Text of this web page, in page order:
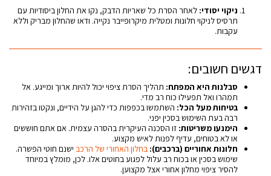
ניקוי יסודי: לאחר הסרת כל שאריות הדבק, נקו את החלון ביסודיות עם
תרסיס לניקוי חלונות ומטלית מיקרופייבר נקייה. ודאו שהחלון מבריק וללא
עקבות.
דגשים חשובים:
סבלנות היא המפתח: תהליך הסרת ציפוי יכול להיות ארוך ומייגע. אל
תמהרו ואל תפעילו כוח רב מדי.
בטיחות מעל הכל: השתמשו בכפפות כדי להגן על הידיים, ונקטו בזהירות
רבה בעת השימוש בסכין יפני.
הימנעו משריטות: זו הסכנה העיקרית בהסרה עצמית. אם אתם חוששים
או לא בטוחים, עדיף לפנות לאיש מקצוע.
חלונות אחוריים (ברכבים): בחלון האחורי של הרכב ישנם חוטי הפשרה.
שימוש בסכין או בכוח רב עלול לפגוע בחוטים אלו. לכן, מומלץ במיוחד
להסיר ציפוי מחלון אחורי אצל מקצוען.